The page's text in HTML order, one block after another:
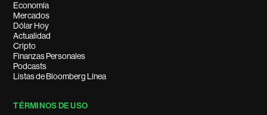
Economía
Mercados
Dólar Hoy
Actualidad
Cripto
Finanzas Personales
Podcasts
Listas de Bloomberg Línea
TÉRMINOS DE USO